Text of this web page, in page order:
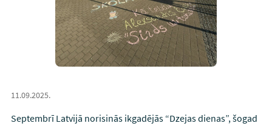
11.09.2025.
Septembrī Latvijā norisinās ikgadējās “Dzejas dienas”, šogad